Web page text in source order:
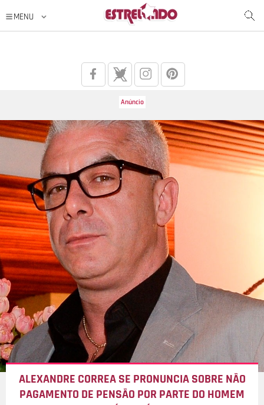
ALEXANDRE CORREA SE PRONUNCIA SOBRE NÃO
PAGAMENTO DE PENSÃO POR PARTE DO HOMEM